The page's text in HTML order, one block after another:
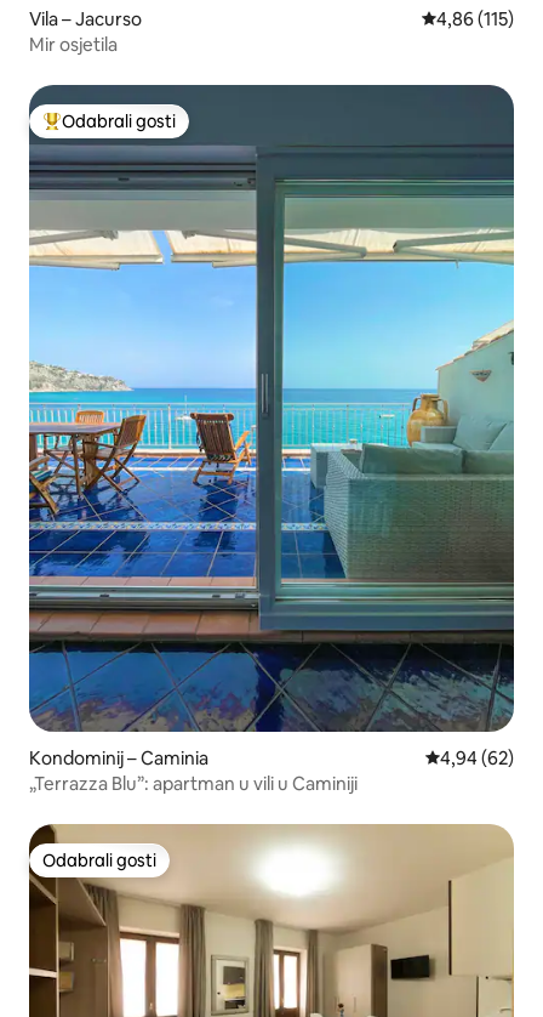
Vila – Jacurso Prosječna
4,86 (115)
Mir osjetila
Među najviše rangiranima s oznakom „Odabrali gosti”
Odabrali gosti
Kondominij – Caminia Prosječna
4,94 (62)
„Terrazza Blu”: apartman u vili u Caminiji
Odabrali gosti
Odabrali gosti